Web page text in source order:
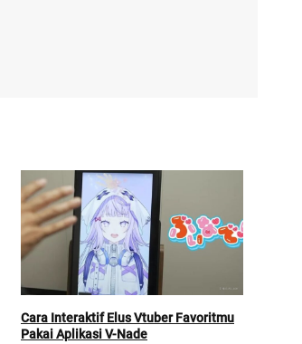
Cara Interaktif Elus Vtuber Favoritmu
Pakai Aplikasi V-Nade